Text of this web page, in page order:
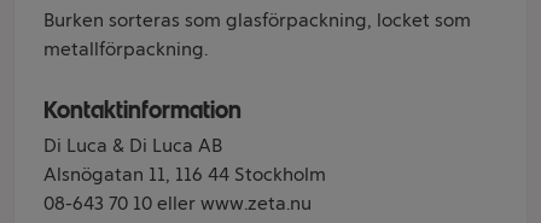
Burken sorteras som glasförpackning, locket som
metallförpackning.
Kontaktinformation
Di Luca & Di Luca AB
Alsnögatan 11, 116 44 Stockholm
08-643 70 10 eller www.zeta.nu